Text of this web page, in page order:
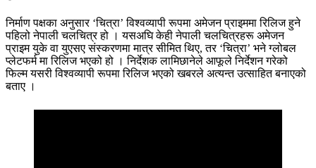
निर्माण पक्षका अनुसार ‘चित्रा’ विश्वव्यापी रूपमा अमेजन प्राइममा रिलिज हुने
पहिलो नेपाली चलचित्र हो । यसअघि केही नेपाली चलचित्रहरू अमेजन
प्राइम युके वा युएसए संस्करणमा मात्र सीमित थिए, तर ‘चित्रा’ भने ग्लोबल
प्लेटफर्म मा रिलिज भएको हो । निर्देशक लामिछानेले आफूले निर्देशन गरेको
फिल्म यसरी विश्वव्यापी रूपमा रिलिज भएको खबरले अत्यन्त उत्साहित बनाएको
बताए ।